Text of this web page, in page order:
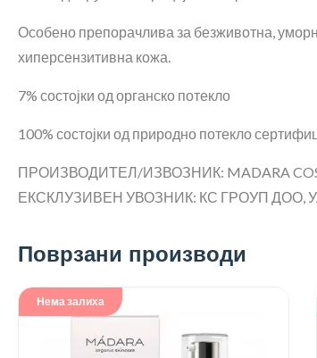
Особено препорачлива за безживотна,
хиперсензитивна кожа.
7% состојки од органско потекло
100% состојки од природно потекло
ПРОИЗВОДИТЕЛ/ИЗВОЗНИК: MADARA
ЕКСКЛУЗИВЕН УВОЗНИК: КС ГРОУП ДОО,
Поврзани производи
Нема залиха